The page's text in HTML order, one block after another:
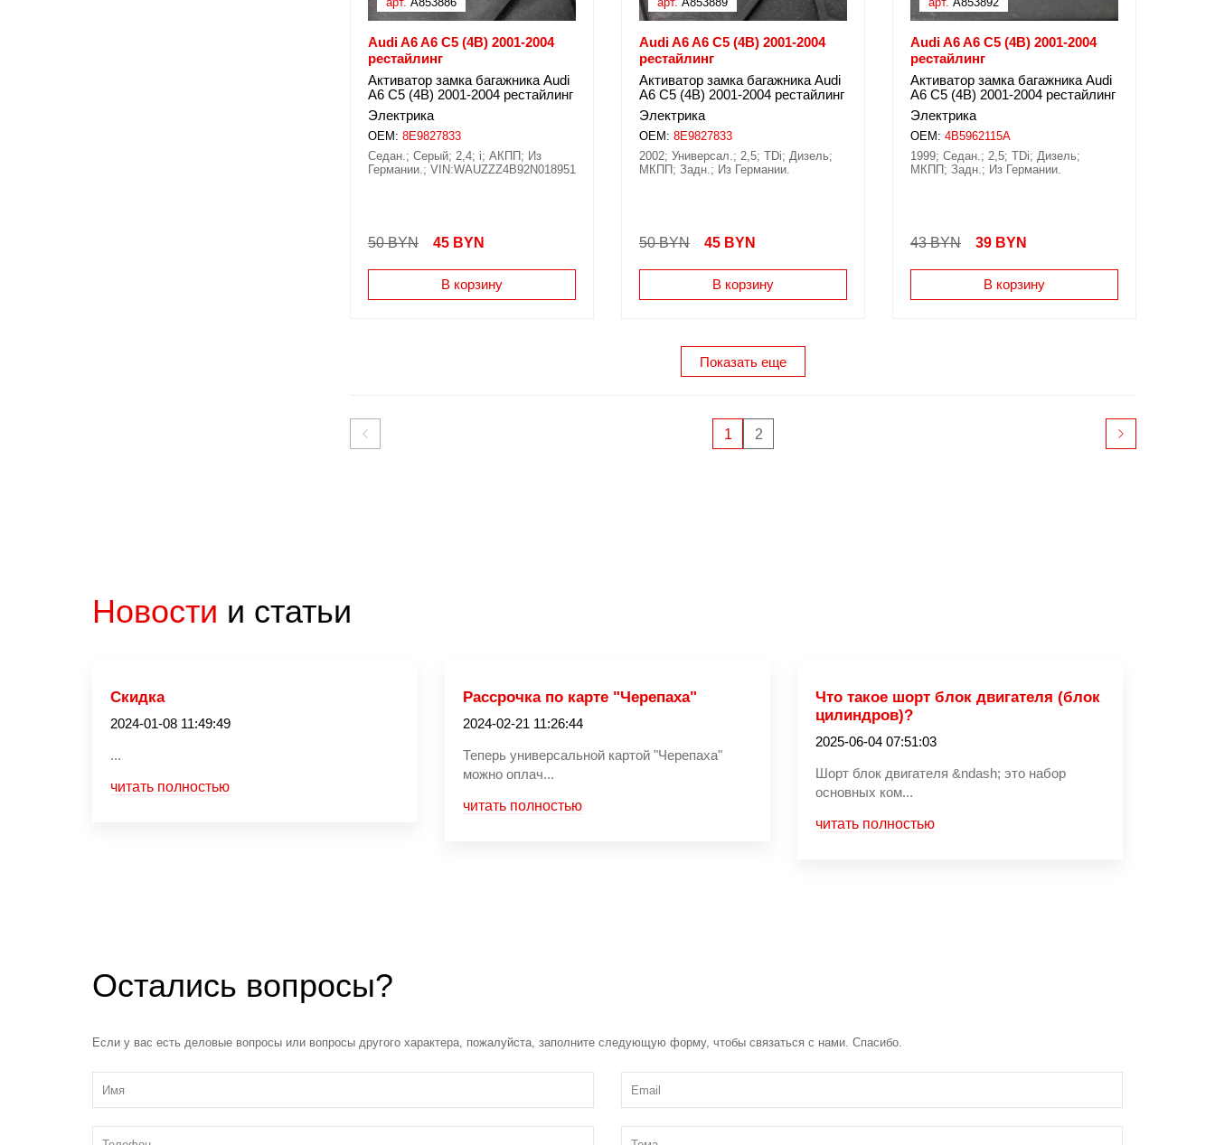
Audi A6 A6 C5 (4B) 2001-2004
рестайлинг
Активатор замка багажника Audi
A6 C5 (4B) 2001-2004 рестайлинг
Электрика
OEM: 8E9827833
Седан.; Серый; 2,4; i; АКПП; Из
Германии.; VIN:WAUZZZ4B92N018951
50 BYN 45 BYN
В корзину
Audi A6 A6 C5 (4B) 2001-2004
рестайлинг
Активатор замка багажника Audi
A6 C5 (4B) 2001-2004 рестайлинг
Электрика
OEM: 8E9827833
2002; Универсал.; 2,5; TDi; Дизель;
МКПП; Задн.; Из Германии.
50 BYN 45 BYN
В корзину
Audi A6 A6 C5 (4B) 2001-2004
рестайлинг
Активатор замка багажника Audi
A6 C5 (4B) 2001-2004 рестайлинг
Электрика
OEM: 4B5962115A
1999; Седан.; 2,5; TDi; Дизель;
МКПП; Задн.; Из Германии.
43 BYN 39 BYN
В корзину
Показать еще
1 2
Новости и статьи
Скидка
2024-01-08 11:49:49
...
читать полностью
Рассрочка по карте "Черепаха"
2024-02-21 11:26:44
Теперь универсальной картой "Черепаха"
можно оплач...
читать полностью
Что такое шорт блок двигателя (блок
цилиндров)?
2025-06-04 07:51:03
Шорт блок двигателя &ndash; это набор
основных ком...
читать полностью
Остались вопросы?
Если у вас есть деловые вопросы или вопросы другого характера, пожалуйста, заполните следующую форму, чтобы связаться с нами. Спасибо.